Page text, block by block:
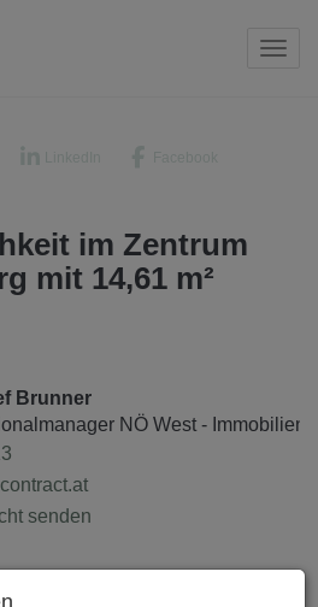
im Zentrum
mit 14,61 m²
Brunner
NÖ West -
senden